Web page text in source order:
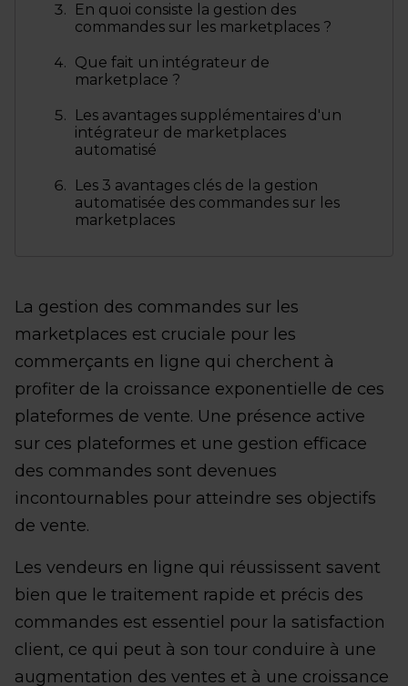
En quoi consiste la gestion des
commandes sur les marketplaces ?
Que fait un intégrateur de
marketplace ?
Les avantages supplémentaires d'un
intégrateur de marketplaces
automatisé
Les 3 avantages clés de la gestion
automatisée des commandes sur les
marketplaces
La gestion des commandes sur les
marketplaces est cruciale pour les
commerçants en ligne qui cherchent à
profiter de la croissance exponentielle de ces
plateformes de vente. Une présence active
sur ces plateformes et une gestion efficace
des commandes sont devenues
incontournables pour atteindre ses objectifs
de vente.
Les vendeurs en ligne qui réussissent savent
bien que le traitement rapide et précis des
commandes est essentiel pour la satisfaction
client, ce qui peut à son tour conduire à une
augmentation des ventes et à une croissance